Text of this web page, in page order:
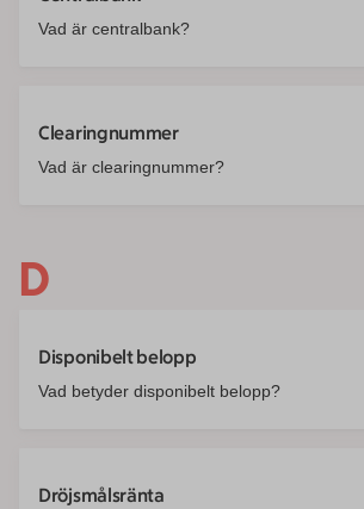
Vad är centralbank?
Clearingnummer
Vad är clearingnummer?
D
Disponibelt belopp
Vad betyder disponibelt belopp?
Dröjsmålsränta